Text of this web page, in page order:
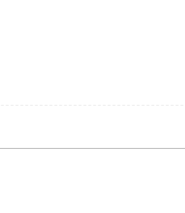
건강검진
병원소식